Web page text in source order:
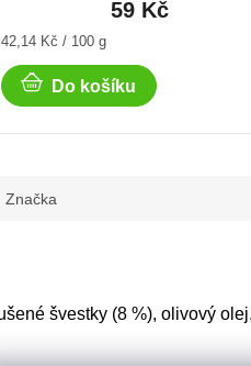
59 Kč
Měrná
42,14 Kč / 100 g
Do košíku
Značka
švestky (8 %), olivový